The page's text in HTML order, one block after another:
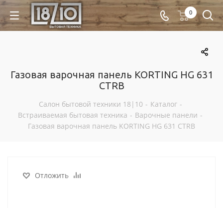
0
Газовая варочная панель KORTING HG 631
CTRB
Салон бытовой техники 18|10 - Каталог -
Встраиваемая бытовая техника - Варочные панели -
Газовая варочная панель KORTING HG 631 CTRB
Отложить